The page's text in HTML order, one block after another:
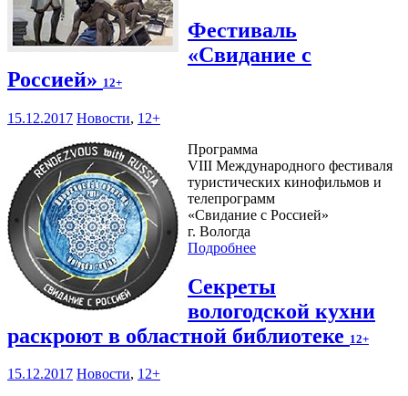
Фестиваль
«Свидание с
Россией» 12+
15.12.2017 Новости, 12+
Программа
VIII Международного фестиваля
туристических кинофильмов и
телепрограмм
«Свидание с Россией»
г. Вологда
Подробнее
Секреты
вологодской кухни
раскроют в областной библиотеке 12+
15.12.2017 Новости, 12+